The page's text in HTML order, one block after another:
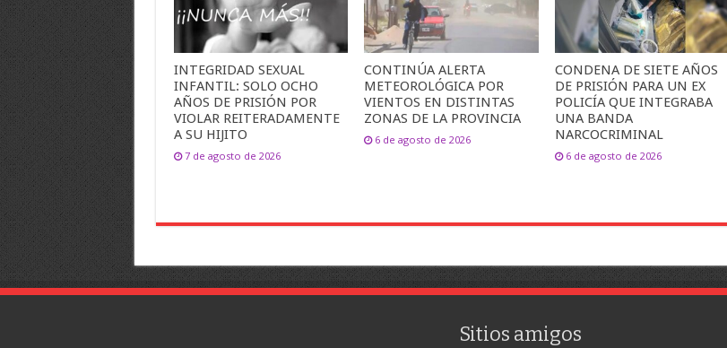
INTEGRIDAD SEXUAL
INFANTIL: SOLO OCHO
AÑOS DE PRISIÓN POR
VIOLAR REITERADAMENTE
A SU HIJITO
7 de agosto de 2026
CONTINÚA ALERTA
METEOROLÓGICA POR
VIENTOS EN DISTINTAS
ZONAS DE LA PROVINCIA
6 de agosto de 2026
CONDENA DE SIETE AÑOS
DE PRISIÓN PARA UN EX
POLICÍA QUE INTEGRABA
UNA BANDA
NARCOCRIMINAL
6 de agosto de 2026
Sitios amigos